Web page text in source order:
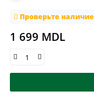
Проверьте наличие
1 699 MDL